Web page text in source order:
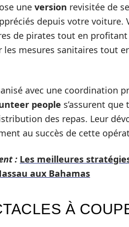
une version revisitée de
depuis votre voiture.
de pirates tout en
les mesures sanitaires tout
avec une coordination
people s’assurent
des repas. Leur
au succès de cette
: Les meilleures
aux Bahamas
À